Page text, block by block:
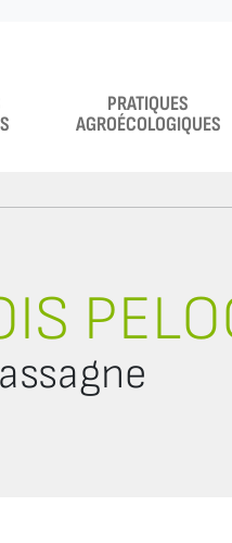
PRATIQUES
AGROÉCOLOGIQUES